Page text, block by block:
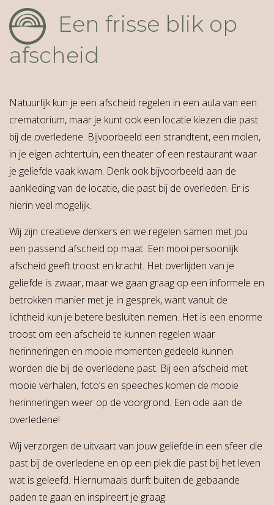
Een frisse blik op
afscheid
Natuurlijk kun je een afscheid regelen in een aula van een
crematorium, maar je kunt ook een locatie kiezen die past
bij de overledene. Bijvoorbeeld een strandtent, een molen,
in je eigen achtertuin, een theater of een restaurant waar
je geliefde vaak kwam. Denk ook bijvoorbeeld aan de
aankleding van de locatie, die past bij de overleden. Er is
hierin veel mogelijk.
Wij zijn creatieve denkers en we regelen samen met jou
een passend afscheid op maat. Een mooi persoonlijk
afscheid geeft troost en kracht. Het overlijden van je
geliefde is zwaar, maar we gaan graag op een informele en
betrokken manier met je in gesprek, want vanuit de
lichtheid kun je betere besluiten nemen. Het is een enorme
troost om een afscheid te kunnen regelen waar
herinneringen en mooie momenten gedeeld kunnen
worden die bij de overledene past. Bij een afscheid met
mooie verhalen, foto’s en speeches komen de mooie
herinneringen weer op de voorgrond. Een ode aan de
overledene!
Wij verzorgen de uitvaart van jouw geliefde in een sfeer die
past bij de overledene en op een plek die past bij het leven
wat is geleefd. Hiernumaals durft buiten de gebaande
paden te gaan en inspireert je graag.